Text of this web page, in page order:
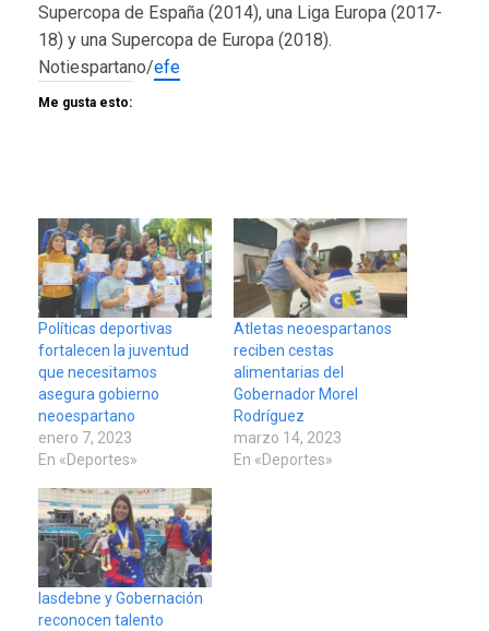
Supercopa de España (2014), una Liga Europa (2017-
18) y una Supercopa de Europa (2018).
Notiespartano/efe
Me gusta esto:
Políticas deportivas
fortalecen la juventud
que necesitamos
asegura gobierno
neoespartano
enero 7, 2023
En «Deportes»
Atletas neoespartanos
reciben cestas
alimentarias del
Gobernador Morel
Rodríguez
marzo 14, 2023
En «Deportes»
Iasdebne y Gobernación
reconocen talento